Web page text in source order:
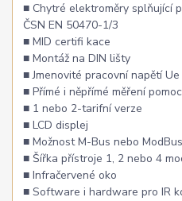
■ Chytré elektroměry splňující
ČSN EN 50470-1/3
■ MID certifi kace
■ Montáž na DIN lišty
■ Jmenovité pracovní napětí
■ Přímé i něpřímé měření
■ 1 nebo 2-tarifní verze
■ LCD displej
■ Možnost M-Bus nebo
■ Šířka přístroje 1, 2 nebo 4
■ Infračervené oko
■ Software i hardware pro IR